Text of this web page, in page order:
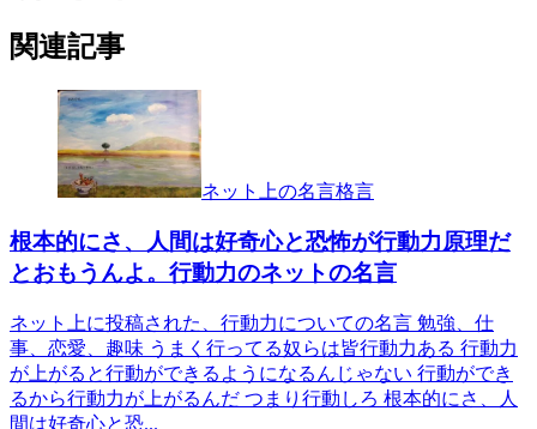
関連記事
ネット上の名言格言
根本的にさ、人間は好奇心と恐怖が行動力原理だ
とおもうんよ。行動力のネットの名言
ネット上に投稿された、行動力についての名言 勉強、仕
事、恋愛、趣味 うまく行ってる奴らは皆行動力ある 行動力
が上がると行動ができるようになるんじゃない 行動ができ
るから行動力が上がるんだ つまり行動しろ 根本的にさ、人
間は好奇心と恐...